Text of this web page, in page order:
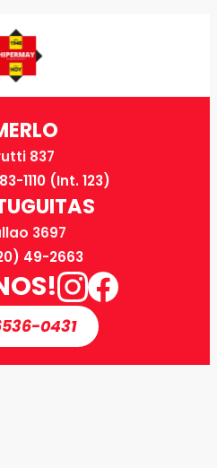
837
1110 (Int. 123)
3697
49-2663
0431